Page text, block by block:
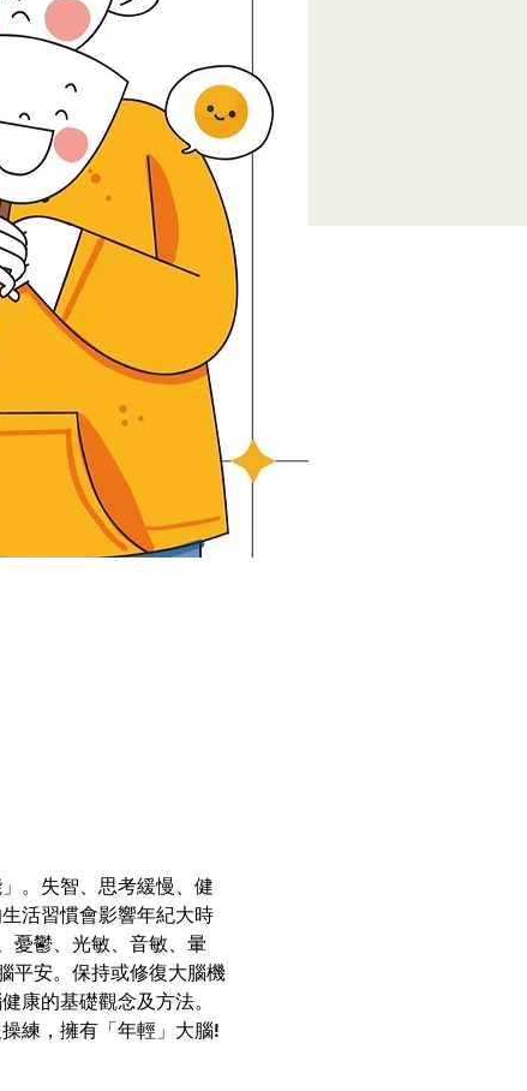
。失智、思考緩慢、健
活習慣會影響年紀大時
憂鬱、光敏、音敏、暈
平安。保持或修復大腦機
康的基礎觀念及方法。
練，擁有「年輕」大腦!